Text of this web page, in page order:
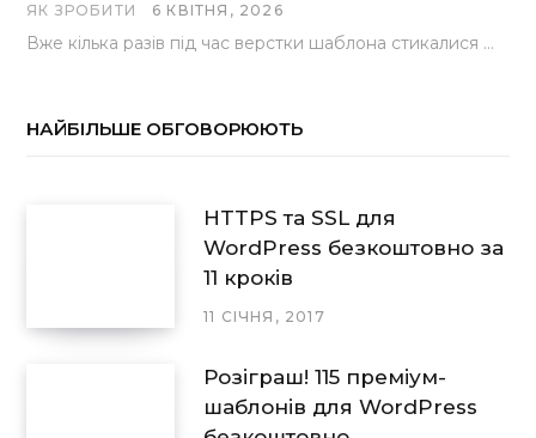
ЯК ЗРОБИТИ 6 КВІТНЯ, 2026
Вже кілька разів під час верстки шаблона стикалися з проблемою, коли замість контактної форми, згенерованої…
НАЙБІЛЬШЕ ОБГОВОРЮЮТЬ
HTTPS та SSL для
WordPress безкоштовно за
11 кроків
11 СІЧНЯ, 2017
Розіграш! 115 преміум-
шаблонів для WordPress